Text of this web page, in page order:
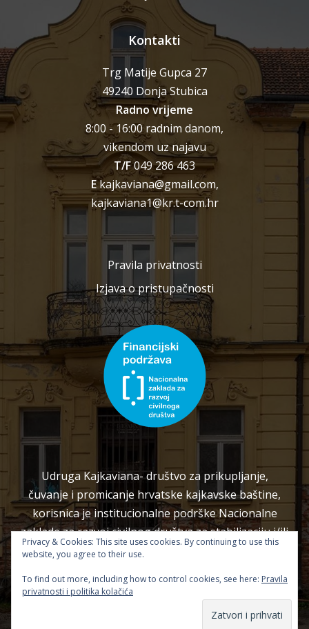
Kontakti
Trg Matije Gupca 27
49240 Donja Stubica
Radno vrijeme
8:00 - 16:00 radnim danom,
vikendom uz najavu
T/F049 286 463
Ekajkaviana@gmail.com,
kajkaviana1@kr.t-com.hr
Pravila privatnosti
Izjava o pristupačnosti
Udruga Kajkaviana- društvo za prikupljanje,
čuvanje i promicanje hrvatske kajkavske baštine,
korisnica je institucionalne podrške Nacionalne
zaklade za razvoj civilnog društva za stabilizaciju i/ili
razvoj udruge.
Copyright 2026 — Kajkaviana. Sva prava pridržana.
Privacy & Cookies: This site uses cookies. By continuing to use this
website, you agree to their use.
To find out more, including how to control cookies, see here: Pravila
privatnosti i politika kolačića